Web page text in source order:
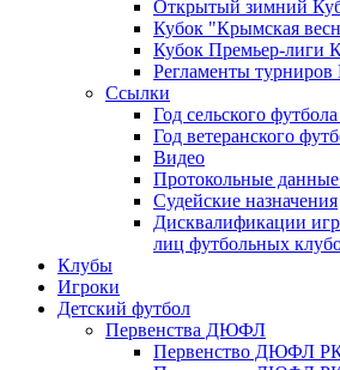
Открытый зимний
Кубок "Крымская
Кубок Премьер-лиги
Регламенты
Ссылки
Год сельского
Год ветеранского
Видео
Протокольные
Судейские назначения
Дисквалификации
лиц футбольных
Клубы
Игроки
Детский футбол
Первенства ДЮФЛ
Первенство ДЮФЛ РК